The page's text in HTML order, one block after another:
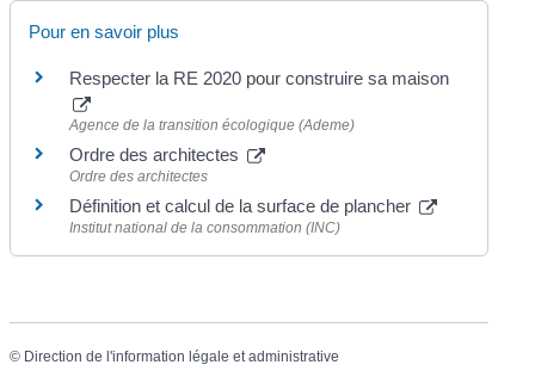
Pour en savoir plus
Respecter la RE 2020 pour construire sa maison
Agence de la transition écologique (Ademe)
Ordre des architectes
Ordre des architectes
Définition et calcul de la surface de plancher
Institut national de la consommation (INC)
© Direction de l'information légale et administrative